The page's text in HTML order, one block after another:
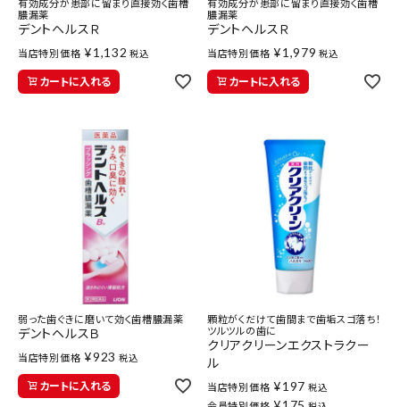
有効成分が患部に留まり直接効く歯槽
膿漏薬
デントヘルスＲ
当店特別価格 ¥1,132 税込
カートに入れる
有効成分が患部に留まり直接効く歯槽
膿漏薬
デントヘルスＲ
当店特別価格 ¥1,979 税込
カートに入れる
弱った歯ぐきに磨いて効く歯槽膿漏薬
デントヘルスＢ
当店特別価格 ¥923 税込
カートに入れる
顆粒がくだけて歯間まで歯垢スゴ落ち！
ツルツルの歯に
クリアクリーンエクストラクー
ル
当店特別価格 ¥197 税込